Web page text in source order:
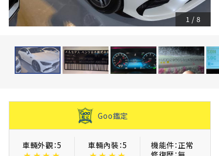
1 / 8
Goo鑑定
車輛外觀：5
車輛內裝：5
機能件：正常